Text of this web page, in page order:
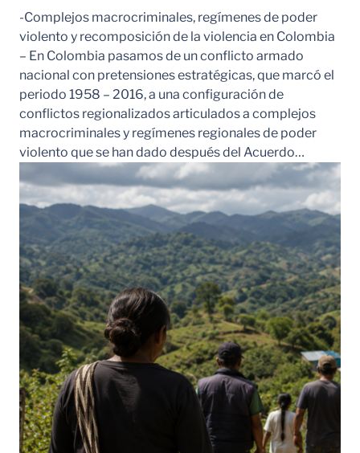
-Complejos macrocriminales, regímenes de poder
violento y recomposición de la violencia en Colombia
– En Colombia pasamos de un conflicto armado
nacional con pretensiones estratégicas, que marcó el
periodo 1958 – 2016, a una configuración de
conflictos regionalizados articulados a complejos
macrocriminales y regímenes regionales de poder
violento que se han dado después del Acuerdo…